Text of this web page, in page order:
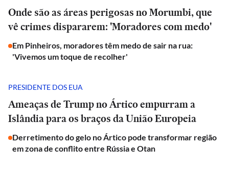
Onde são as áreas perigosas no Morumbi, que
vê crimes dispararem: 'Moradores com medo'
Em Pinheiros, moradores têm medo de sair na rua:
'Vivemos um toque de recolher'
PRESIDENTE DOS EUA
Ameaças de Trump no Ártico empurram a
Islândia para os braços da União Europeia
Derretimento do gelo no Ártico pode transformar região
em zona de conflito entre Rússia e Otan